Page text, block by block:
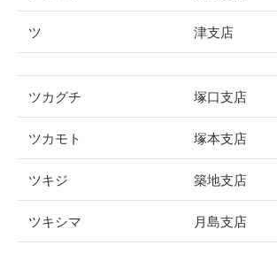
ツ 津支店
ツカグチ 塚口支店
ツカモト 塚本支店
ツキジ 築地支店
ツキシマ 月島支店